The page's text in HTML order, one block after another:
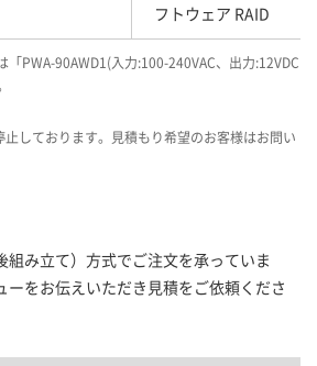
フトウェア RAID
「PWA-90AWD1(入力:100-240VAC、出力:12VDC
しております。見積もり希望のお客様はお問い
組み立て）方式でご注文を承っていま
ーをお伝えいただき見積をご依頼くださ